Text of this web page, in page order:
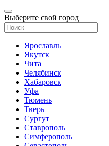
Выберите свой город
Ярославль
Якутск
Чита
Челябинск
Хабаровск
Уфа
Тюмень
Тверь
Сургут
Ставрополь
Симферополь